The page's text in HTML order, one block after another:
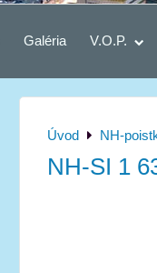
Galéria V.O.P.
Úvod NH-
NH-SI 1